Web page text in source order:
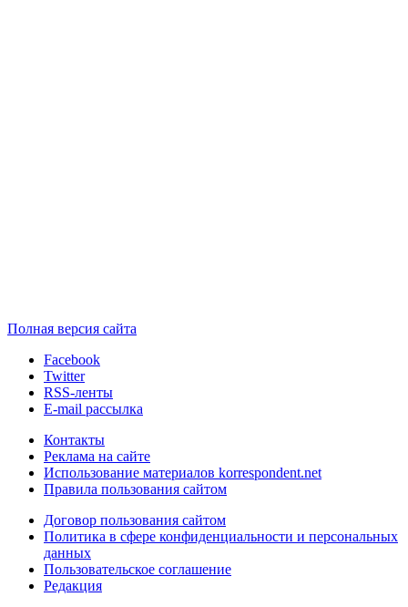
Полная версия сайта
Facebook
Twitter
RSS-ленты
E-mail рассылка
Контакты
Реклама на сайте
Использование материалов korrespondent.net
Правила пользования сайтом
Договор пользования сайтом
Политика в сфере конфиденциальности и персональных
данных
Пользовательское соглашение
Редакция